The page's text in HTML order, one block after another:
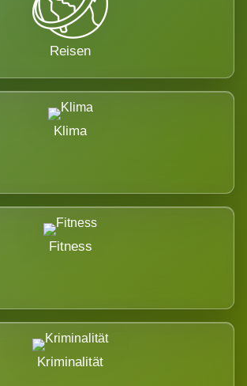
Reisen
Klima
Fitness
Kriminalität